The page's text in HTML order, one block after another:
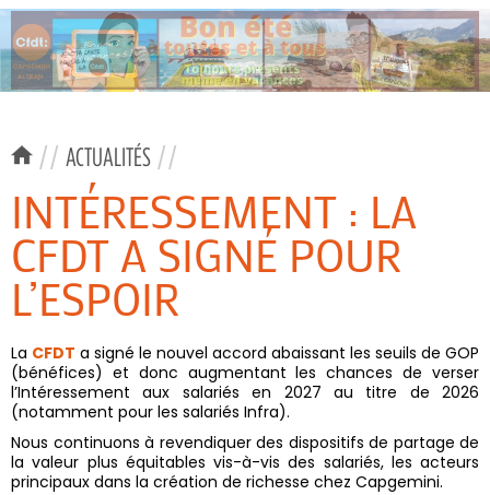
// ACTUALITÉS //
INTÉRESSEMENT : LA
CFDT A SIGNÉ POUR
L’ESPOIR
La CFDT a signé le nouvel accord abaissant les seuils de GOP
(bénéfices) et donc augmentant les chances de verser
l’Intéressement aux salariés en 2027 au titre de 2026
(notamment pour les salariés Infra).
Nous continuons à revendiquer des dispositifs de partage de
la valeur plus équitables vis-à-vis des salariés, les acteurs
principaux dans la création de richesse chez Capgemini.